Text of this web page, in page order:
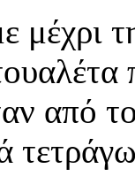
από